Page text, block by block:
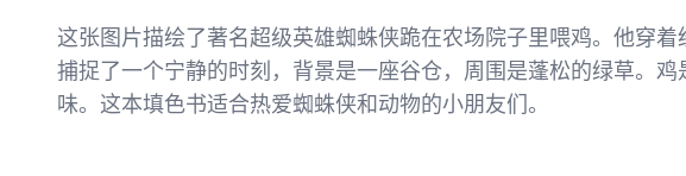
这张图片描绘了著名超级英雄蜘蛛侠跪在农场院子里喂鸡。他穿
捕捉了一个宁静的时刻，背景是一座谷仓，周围是蓬松的绿草。
味。这本填色书适合热爱蜘蛛侠和动物的小朋友们。